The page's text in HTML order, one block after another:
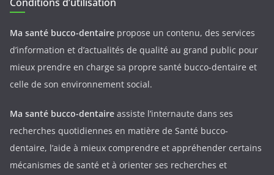
Ma santé bucco-dentaire propose un contenu, des services
d’information et d’actualités de qualité au grand public pour
mieux prendre en charge sa propre santé bucco-dentaire et
celle de son environnement social.
Ma santé bucco-dentaire assiste l’internaute dans ses
recherches quotidiennes en matière de Santé bucco-
dentaire, l’aide à mieux comprendre et appréhender certains
mécanismes de santé et à orienter ses recherches et